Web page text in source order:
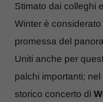
Stimato dai colleghi
Winter è
promessa del
Uniti anche per
palchi importanti;
storico concerto di